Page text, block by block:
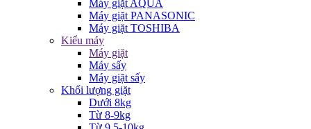
Máy giặt AQUA
Máy giặt PANASONIC
Máy giặt TOSHIBA
Kiểu máy
Máy giặt
Máy sấy
Máy giặt sấy
Khối lượng giặt
Dưới 8kg
Từ 8-9kg